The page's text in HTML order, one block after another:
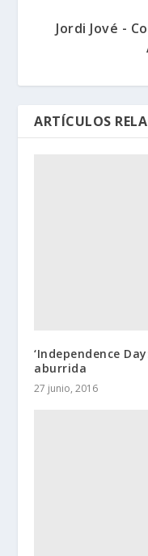
Jordi Jové -
ARTÍCULOS
‘Independence
aburrida
27 junio, 2016